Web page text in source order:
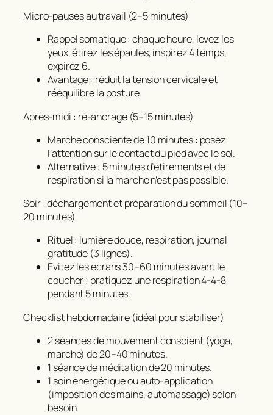
Micro‑pauses au travail (2–5 minutes)
Rappel somatique : chaque heure, levez les
yeux, étirez les épaules, inspirez 4 temps,
expirez 6.
Avantage : réduit la tension cervicale et
rééquilibre la posture.
Après‑midi : ré‑ancrage (5–15 minutes)
Marche consciente de 10 minutes : posez
l’attention sur le contact du pied avec le sol.
Alternative : 5 minutes d’étirements et de
respiration si la marche n’est pas possible.
Soir : déchargement et préparation du sommeil (10–
20 minutes)
Rituel : lumière douce, respiration, journal
gratitude (3 lignes).
Évitez les écrans 30–60 minutes avant le
coucher ; pratiquez une respiration 4‑4‑8
pendant 5 minutes.
Checklist hebdomadaire (idéal pour stabiliser)
2 séances de mouvement conscient (yoga,
marche) de 20–40 minutes.
1 séance de méditation de 20 minutes.
1 soin énergétique ou auto‑application
(imposition des mains, automassage) selon
besoin.